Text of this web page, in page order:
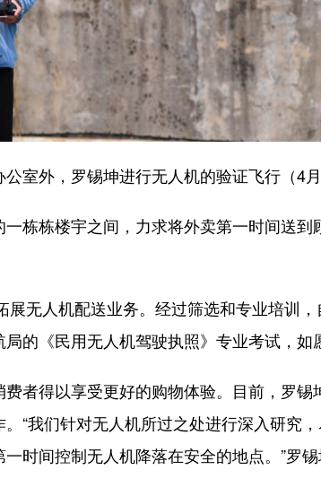
外，罗锡坤进行无人机的验证飞行（4月
栋栋楼宇之间，力求将外卖第一时间送
无人机配送业务。经过筛选和专业培训，
的《民用无人机驾驶执照》专业考试，如
得以享受更好的购物体验。目前，罗锡
“我们针对无人机所过之处进行深入研究
时间控制无人机降落在安全的地点。”罗锡